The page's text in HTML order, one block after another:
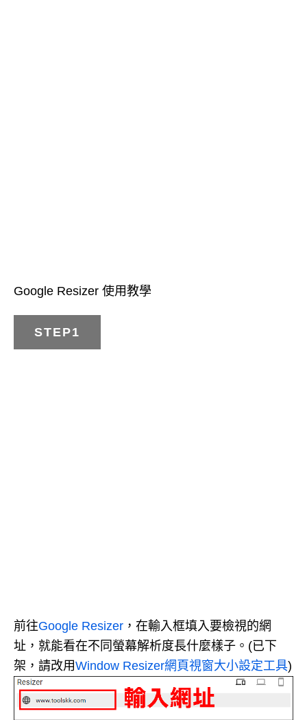
Google Resizer 使用教學
STEP1
前往Google Resizer ，在輸入框填入要檢視的網
址，就能看在不同螢幕解析度長什麼樣子。(已下
架，請改用Window Resizer網頁視窗大小設定工具)